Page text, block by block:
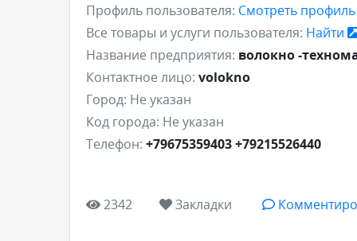
Профиль пользователя: Смотреть
Все товары и услуги пользователя: Найти
Название предприятия: волокно -
Контактное лицо: volokno
Город: Не указан
Код города: Не указан
Телефон: +79675359403 +79215526440
2342 Закладки